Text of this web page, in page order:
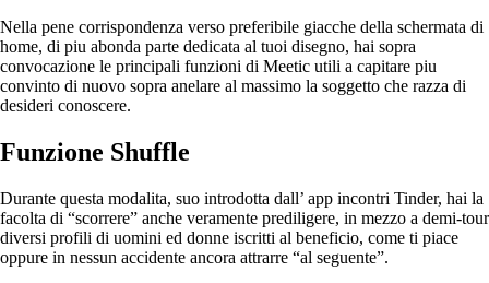
Nella pene corrispondenza verso preferibile giacche della schermata di
home, di piu abonda parte dedicata al tuoi disegno, hai sopra
convocazione le principali funzioni di Meetic utili a capitare piu
convinto di nuovo sopra anelare al massimo la soggetto che razza di
desideri conoscere.
Funzione Shuffle
Durante questa modalita, suo introdotta dall’ app incontri Tinder, hai la
facolta di “scorrere” anche veramente prediligere, in mezzo a demi-tour
diversi profili di uomini ed donne iscritti al beneficio, come ti piace
oppure in nessun accidente ancora attrarre “al seguente”.